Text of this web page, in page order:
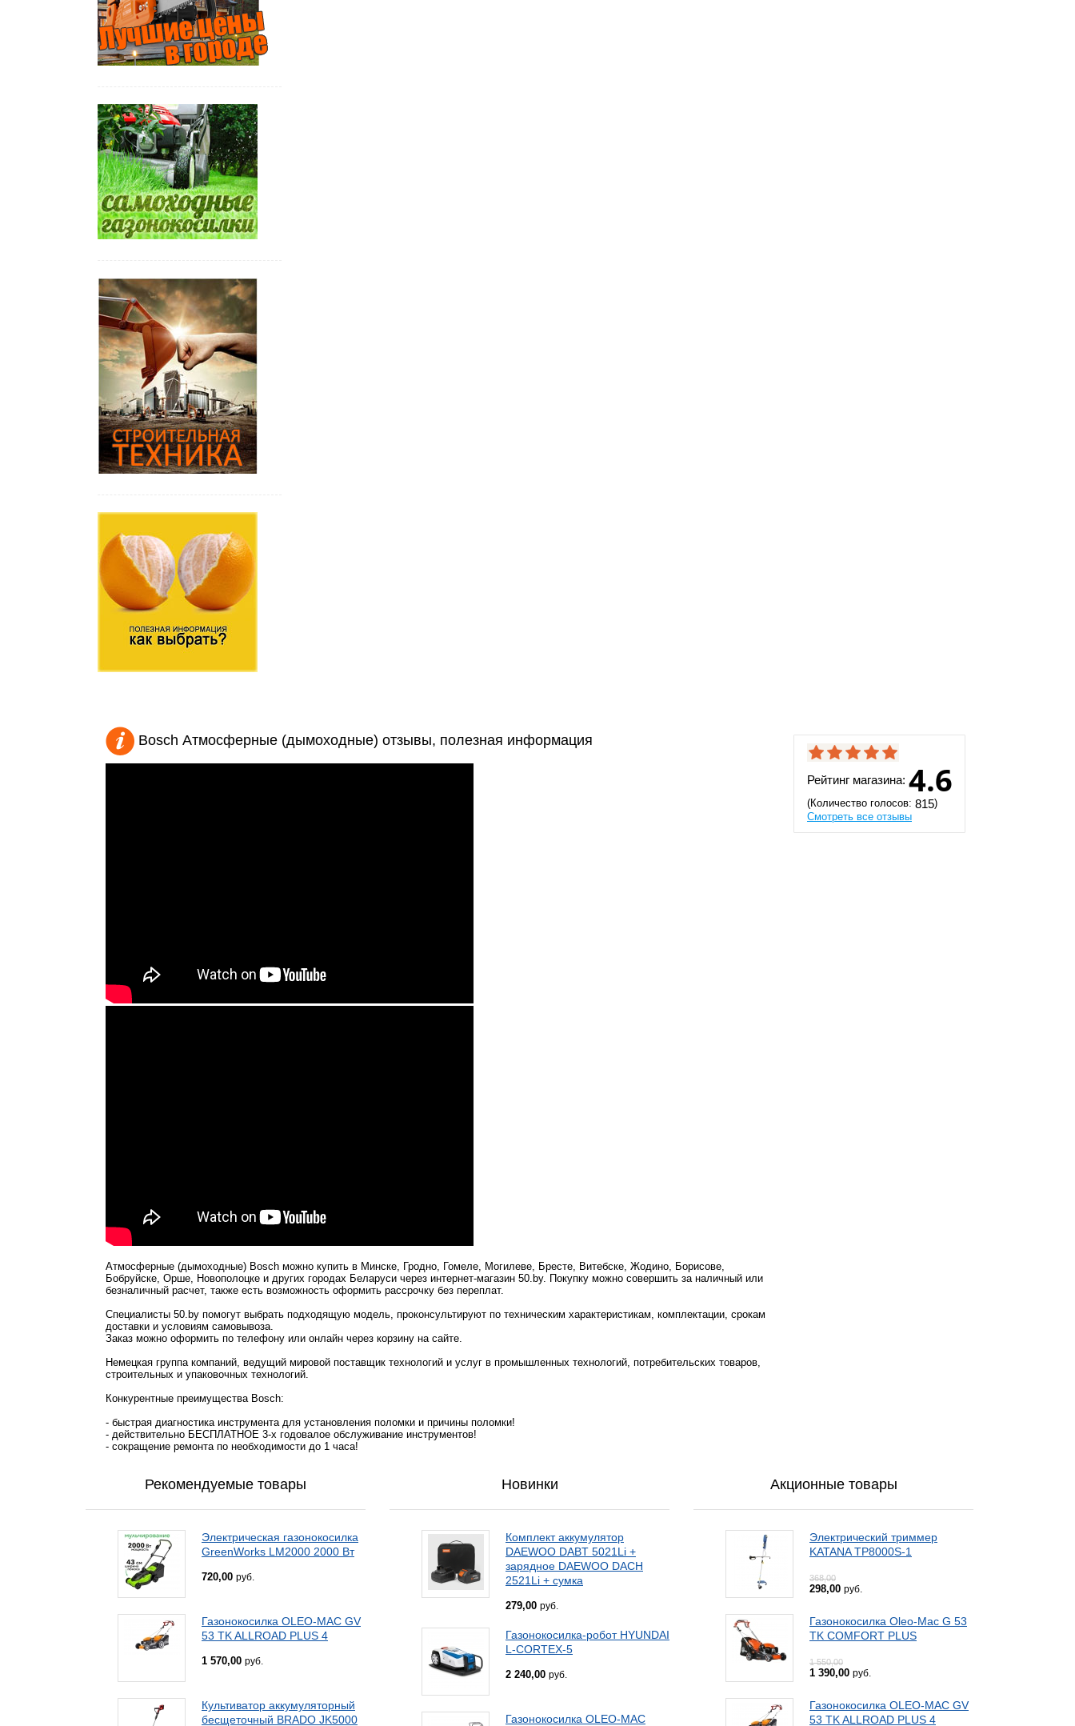
Bosch Атмосферные (дымоходные) отзывы, полезная информация
Атмосферные (дымоходные) Bosch можно купить в Минске, Гродно, Гомеле, Могилеве, Бресте, Витебске, Жодино, Борисове,
Бобруйске, Орше, Новополоцке и других городах Беларуси через интернет-магазин 50.by. Покупку можно совершить за наличный или
безналичный расчет, также есть возможность оформить рассрочку без переплат.
Специалисты 50.by помогут выбрать подходящую модель, проконсультируют по техническим характеристикам, комплектации, срокам
доставки и условиям самовывоза.
Заказ можно оформить по телефону или онлайн через корзину на сайте.
Немецкая группа компаний, ведущий мировой поставщик технологий и услуг в промышленных технологий, потребительских товаров,
строительных и упаковочных технологий.
Конкурентные преимущества Bosch:
- быстрая диагностика инструмента для установления поломки и причины поломки!
- действительно БЕСПЛАТНОЕ 3-х годовалое обслуживание инструментов!
- сокращение ремонта по необходимости до 1 часа!
Рейтинг магазина: 4.6
(Количество голосов: 815)
Смотреть все отзывы
Рекомендуемые товары
Электрическая газонокосилка
GreenWorks LM2000 2000 Вт
720,00 руб.
Газонокосилка OLEO-MAC GV
53 TK ALLROAD PLUS 4
1 570,00 руб.
Культиватор аккумуляторный
бесщеточный BRADO JK5000
Новинки
Комплект аккумулятор
DAEWOO DABT 5021Li +
зарядное DAEWOO DACH
2521Li + сумка
279,00 руб.
Газонокосилка-робот HYUNDAI
L-CORTEX-5
2 240,00 руб.
Газонокосилка OLEO-MAC
Акционные товары
Электрический триммер
KATANA TP8000S-1
368,00
298,00 руб.
Газонокосилка Oleo-Mac G 53
TK COMFORT PLUS
1 550,00
1 390,00 руб.
Газонокосилка OLEO-MAC GV
53 TK ALLROAD PLUS 4